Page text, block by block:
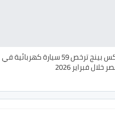
اكس بينج ترخص 59 سيارة كهربائية في
خلال فبراير 2026